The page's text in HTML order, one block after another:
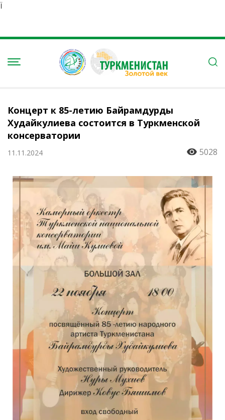
Ï
Концерт к 85-летию Байрамдурды
Худайкулиева состоится в Туркменской
консерватории
11.11.2024 5028